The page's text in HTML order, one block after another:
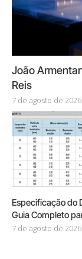
João
Reis
7 de agosto de 2026
Especificação do
Guia Completo
7 de agosto de 2026